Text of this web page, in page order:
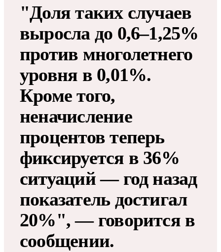
"Доля таких случаев
выросла до 0,6–1,25%
против многолетнего
уровня в 0,01%.
Кроме того,
неначисление
процентов теперь
фиксируется в 36%
ситуаций — год назад
показатель достигал
20%", — говорится в
сообщении.